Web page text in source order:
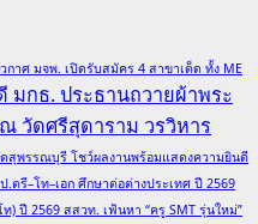
กาศ มจพ. เปิดรับสมัคร 4 สาขาเด็ด ทั้ง ME
มกธ. ประธานถวายผ้าพระ
วัดศรีสุดาราม วรวิหาร
สุพรรณบุรี โชว์ผลงานพร้อมแสดงความยินดี
ตรี–โท–เอก ศึกษาต่อต่างประเทศ ปี 2569
) ปี 2569 สสวท. เฟ้นหา “ครู SMT รุ่นใหม่”